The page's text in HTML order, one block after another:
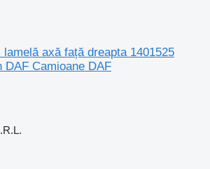
axă față dreapta 1401525
DAF Camioane DAF